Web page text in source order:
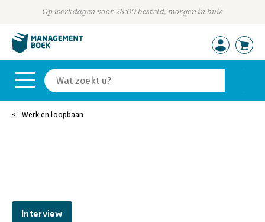
Op werkdagen voor 23:00 besteld, morgen in huis
Werk en loopbaan
Interview